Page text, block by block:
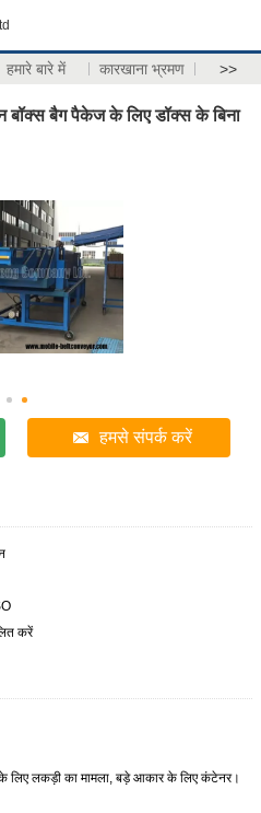
हमारे बारे में कारखाना भ्रमण >>
बॉक्स बैग पैकेज के लिए डॉक्स के बिना
हमसे संपर्क करें
करें
लिए लकड़ी का मामला, बड़े आकार के लिए कंटेनर।